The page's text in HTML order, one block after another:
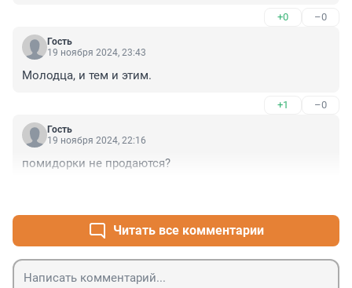
+0 –0
Гость
19 ноября 2024, 23:43
Молодца, и тем и этим.
+1 –0
Гость
19 ноября 2024, 22:16
помидорки не продаются?
Читать все комментарии